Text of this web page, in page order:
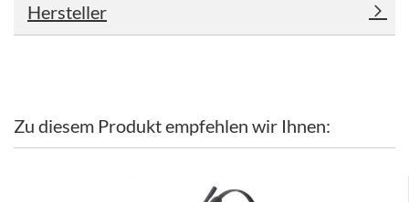
Hersteller
Zu diesem Produkt empfehlen wir Ihnen: